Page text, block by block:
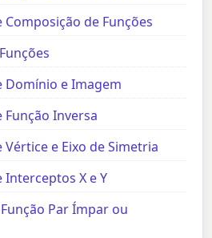
Composição de Funções
Domínio e Imagem
Função Inversa
Vértice e Eixo de Simetria
Interceptos X e Y
Par Ímpar ou